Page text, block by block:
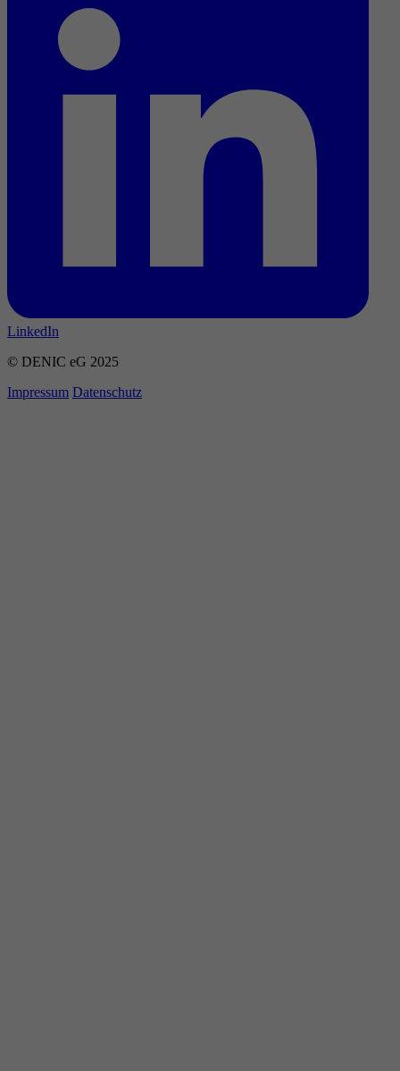
LinkedIn
© DENIC eG 2025
Impressum Datenschutz